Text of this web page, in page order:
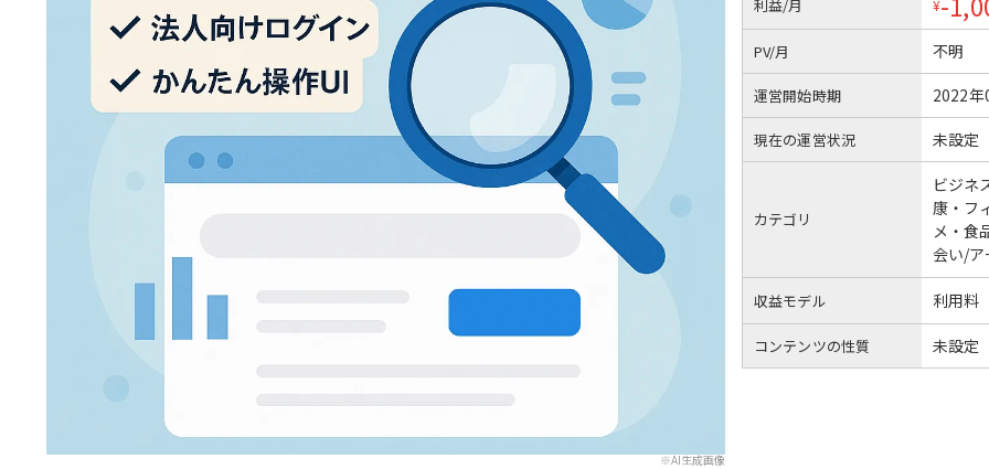
※AI生成画像
利益/月 ¥
PV/月 不明
運営開始時期 2022年
現在の運営状況 未設定
カテゴリ
ビジネ
康・フ
メ・食
会い/
収益モデル 利用料
コンテンツの性質 未設定